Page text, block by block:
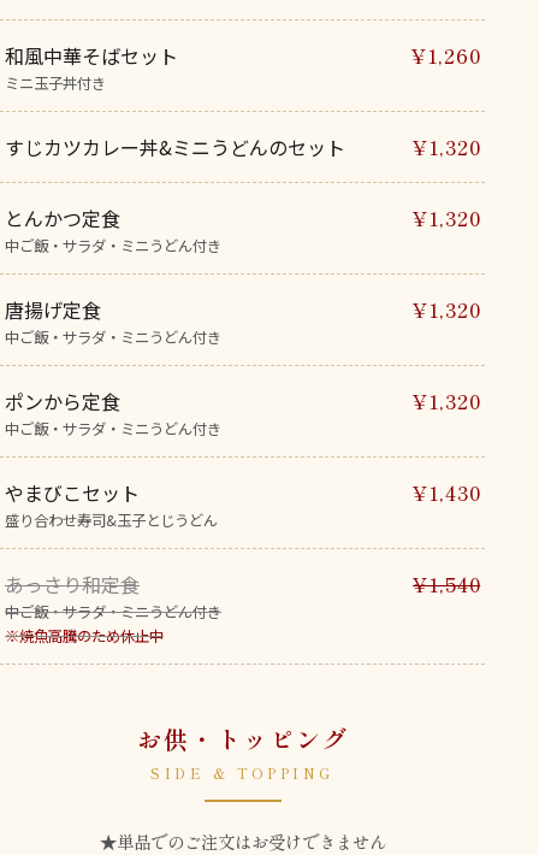
和風中華そばセット
ミニ玉子丼付き
¥1,260
すじカツカレー丼&ミニうどんのセット ¥1,320
とんかつ定食
中ご飯・サラダ・ミニうどん付き
¥1,320
唐揚げ定食
中ご飯・サラダ・ミニうどん付き
¥1,320
ポンから定食
中ご飯・サラダ・ミニうどん付き
¥1,320
やまびこセット
盛り合わせ寿司&玉子とじうどん
¥1,430
あっさり和定食
中ご飯・サラダ・ミニうどん付き
※焼魚高騰のため休止中
¥1,540
お供・トッピング
SIDE & TOPPING
★単品でのご注文はお受けできません